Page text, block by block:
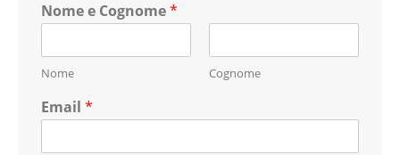
Nome e Cognome*
Nome Cognome
Email *